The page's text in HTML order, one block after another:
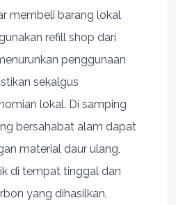
membeli barang lokal
refill shop dari
penggunaan
sekalgus
lokal. Di samping
bersahabat alam dapat
material daur ulang,
di tempat tinggal dan
yang dihasilkan.